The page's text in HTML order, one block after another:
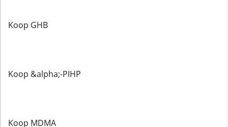
Koop GHB
Koop &alpha;-PIHP
Koop MDMA